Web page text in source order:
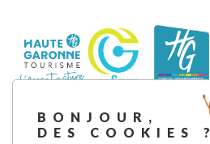
BONJOUR,
DES COOKIES ?